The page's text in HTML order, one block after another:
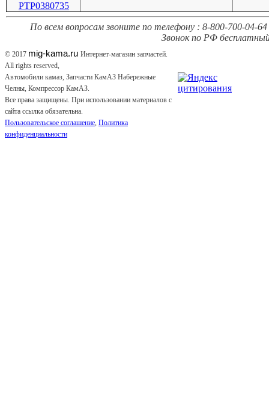
По всем вопросам звоните по телефону : 8-800-700-04-64
Звонок по РФ
© 2017 mig-kama.ru Интернет-магазин запчастей.
All rights reserved,
Автомобили камаз, Запчасти КамАЗ Набережные
Челны, Компрессор КамАЗ.
Все права защищены. При использовании материалов с
сайта ссылка обязательна.
Пользовательское соглашение, Политика
конфиденциальности